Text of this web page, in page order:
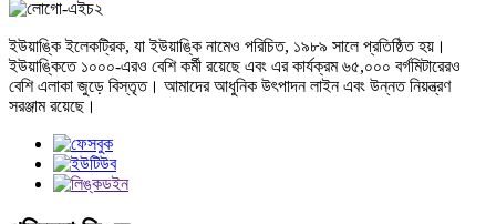
ইউয়াঙ্কি ইলেকট্রিক, যা ইউয়াঙ্কি নামেও পরিচিত, ১৯৮৯ সালে প্রতিষ্ঠিত হয়।
ইউয়াঙ্কিতে ১০০০-এরও বেশি কর্মী রয়েছে এবং এর কার্যক্রম ৬৫,০০০ বর্গমিটারেরও
বেশি এলাকা জুড়ে বিস্তৃত। আমাদের আধুনিক উৎপাদন লাইন এবং উন্নত নিয়ন্ত্রণ
সরঞ্জাম রয়েছে।